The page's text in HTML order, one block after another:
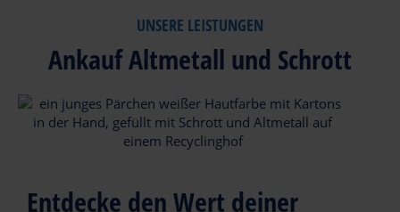
Zeitnah. Unkompliziert. Zuverlässig.
Entsorgung deiner
deinem Weg
unmittelbar an der
Metall und Schrott
effektiv in den
zurückführen und
monetär profitieren.
Kleinmengen.
UNSERE LEISTUNGEN
Ankauf Altmetall und Schrott
Entdecke den Wert deiner